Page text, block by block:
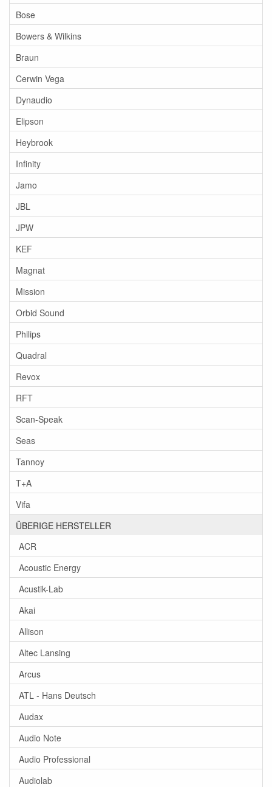
Bose
Bowers & Wilkins
Braun
Cerwin Vega
Dynaudio
Elipson
Heybrook
Infinity
Jamo
JBL
JPW
KEF
Magnat
Mission
Orbid Sound
Philips
Quadral
Revox
RFT
Scan-Speak
Seas
Tannoy
T+A
Vifa
ÜBERIGE HERSTELLER
ACR
Acoustic Energy
Acustik-Lab
Akai
Allison
Altec Lansing
Arcus
ATL - Hans Deutsch
Audax
Audio Note
Audio Professional
Audiolab